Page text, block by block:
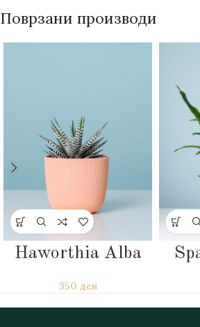
Поврзани производи
Haworthia Alba
350 ден